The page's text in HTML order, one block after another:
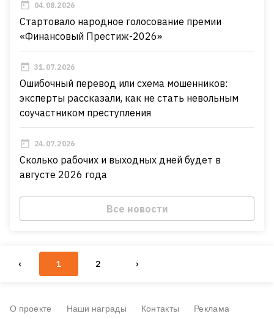
04.08.2026
Стартовало народное голосование премии
«Финансовый Престиж-2026»
31.07.2026
Ошибочный перевод или схема мошенников:
эксперты рассказали, как не стать невольным
соучастником преступления
24.07.2026
Сколько рабочих и выходных дней будет в
августе 2026 года
Все новости
‹ 1 2 ›
О проекте Наши награды Контакты Реклама